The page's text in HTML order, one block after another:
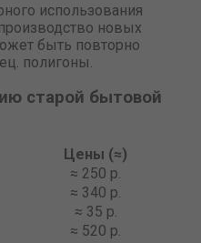
использования
новых
быть повторно
полигоны.
старой бытовой
Цены (≈)
≈ 250 р.
≈ 340 р.
≈ 35 р.
≈ 520 р.